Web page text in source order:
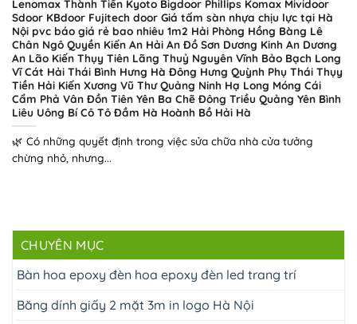
Lenomax Thành Tiến Kyoto Bigdoor Phillips Komax Mividoor
Sdoor KBdoor Fujitech door Giá tấm sàn nhựa chịu lực tại Hà
Nội pvc báo giá rẻ bao nhiêu 1m2 Hải Phòng Hồng Bàng Lê
Chân Ngô Quyền Kiến An Hải An Đồ Sơn Dương Kinh An Dương
An Lão Kiến Thụy Tiên Lãng Thuỷ Nguyên Vĩnh Bảo Bạch Long
Vĩ Cát Hải Thái Bình Hưng Hà Đông Hưng Quỳnh Phụ Thái Thụy
Tiền Hải Kiến Xương Vũ Thư Quảng Ninh Hạ Long Móng Cái
Cẩm Phả Vân Đồn Tiên Yên Ba Chẽ Đông Triều Quảng Yên Bình
Liêu Uông Bí Cô Tô Đầm Hà Hoành Bồ Hải Hà
🌿 Có những quyết định trong việc sửa chữa nhà cửa tưởng
chừng nhỏ, nhưng...
CHUYÊN MỤC
Bàn hoa epoxy đèn hoa epoxy đèn led trang trí
Băng dính giấy 2 mặt 3m in logo Hà Nội